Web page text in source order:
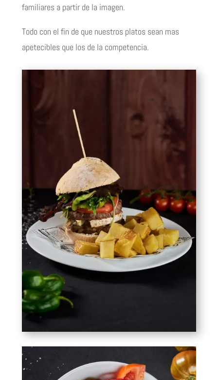
familiares a partir de la imagen.
Todo con el fin de que nuestros platos sean mas
apetecibles que los de la competencia.